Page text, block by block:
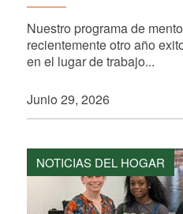
Nuestro programa de
recientemente otro año
en el lugar de trabajo...
Junio 29, 2026
NOTICIAS DEL HOGAR